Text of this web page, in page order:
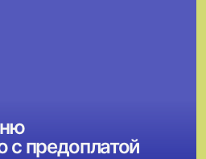
с предоплатой